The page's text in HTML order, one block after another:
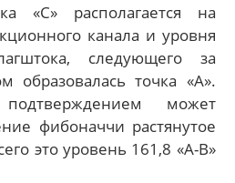
«С» располагается на
канала и уровня
следующего за
образовалась точка «А».
может
фибоначчи растянутое
это уровень 161,8 «А-В»